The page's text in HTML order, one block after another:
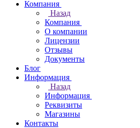
Компания
Назад
Компания
О компании
Лицензии
Отзывы
Документы
Блог
Информация
Назад
Информация
Реквизиты
Магазины
Контакты